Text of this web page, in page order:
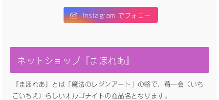
Instagram でフォロー
ネットショップ『まほれあ』
『まほれあ』とは「魔法のレジンアート」の略で、苺一会（いち
ごいちえ）らしいオルゴナイトの商品名となります。